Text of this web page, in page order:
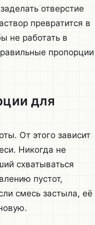
отверстие
превратится в
не работать в
пропорции
для
От этого зависит
Никогда не
схватываться
пустот,
смесь застыла, её